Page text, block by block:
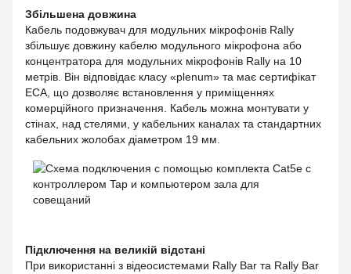
Збільшена довжина
Кабель подовжувач для модульних мікрофонів Rally
збільшує довжину кабелю модульного мікрофона або
концентратора для модульних мікрофонів Rally на 10
метрів. Він відповідає класу «plenum» та має сертифікат
ECA, що дозволяє встановлення у приміщеннях
комерційного призначення. Кабель можна монтувати у
стінах, над стелями, у кабельних каналах та стандартних
кабельних жолобах діаметром 19 мм.
Підключення на великій відстані
При використанні з відеосистемами Rally Bar та Rally Bar